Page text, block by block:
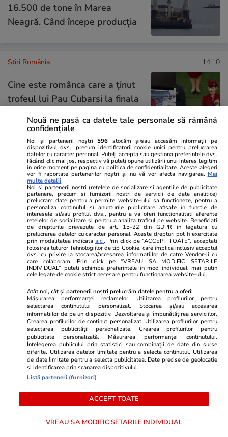
16.500 de tone în Marea
Neagră. Când începe producția
Știri România 14:10
Cine este românca care a ținut
trofeul lui Pau Cubarsi la finala
scenă la ceremonia FIFA
Știri România 13:52
Serviciile de cadastru vor fi
reluate etapizat din 22 iulie:
datele românilor nu au fost
afectate, spune ANCPI. Unde
sunt mutate
11:00
Regimul Dan + Bolojan +
Grindeanu + Fritz, mai nociv
pentru România decât regimul
Iohannis + Ciolacu + Ciucă?
Fatalismul mioritic e o etapă
Nouă ne pasă ca datele tale personale să rămână
confidențiale
Noi și partenerii noștri 596 stocăm și/sau accesăm informații pe
dispozitivul dvs., precum identificatorii cookie unici pentru prelucrarea
datelor cu caracter personal. Puteți accepta sau gestiona preferințele dvs.
făcând clic mai jos, respectiv vă puteți opune utilizării unui interes legitim
în orice moment pe pagina cu politica de confidențialitate. Aceste alegeri
vor fi raportate partenerilor noștri și nu vă vor afecta navigarea. Mai
multe detalii
Noi si partenerii nostri (retelele de socializare si agentiile de publicitate
partenere, precum si furnizorii nostri de servicii de date analitice)
prelucram date pentru a permite website-ului sa functioneze, pentru a
personaliza continutul si anunturile publicitare afisate in functie de
interesele si/sau profilul dvs., pentru a va oferi functionalitati aferente
retelelor de socializare si pentru a analiza traficul pe website. Beneficiati
de drepturile prevazute de art. 15-22 din GDPR in legatura cu
prelucrarea datelor cu caracter personal. Aceste drepturi pot fi exercitate
prin modalitatea indicataaici. Prin click pe “ACCEPT TOATE”, acceptati
folosirea tuturor Tehnologiilor de tip Cookie, care implica inclusiv acceptul
dvs. cu privire la stocarea/accesarea informatiilor de catre Vendor-ii cu
care colaboram. Prin click pe “VREAU SA MODIFIC SETARILE
INDIVIDUAL” puteti schimba preferintele in mod individual, mai putin
cele legate de cookie strict necesare pentru functionarea website-ului.
Atât noi, cât și partenerii noștri prelucrăm datele pentru a oferi:
Măsurarea performanței reclamelor. Utilizarea profilurilor pentru
selectarea conținutului personalizat. Stocarea și/sau accesarea
informațiilor de pe un dispozitiv. Dezvoltarea și îmbunătățirea serviciilor.
Crearea profilurilor de conținut personalizat. Utilizarea profilurilor pentru
selectarea publicității personalizate. Crearea profilurilor pentru
publicitate personalizată. Măsurarea performanței conținutului.
Înțelegerea publicului prin statistici sau combinații de date din surse
diferite. Utilizarea datelor limitate pentru a selecta conținutul. Utilizarea
de date limitate pentru a selecta publicitatea. Date precise de geolocație
și identificarea prin scanarea dispozitivului.
Listă parteneri (furnizori)
ACCEPT TOATE
VREAU SA MODIFIC SETARILE INDIVIDUAL